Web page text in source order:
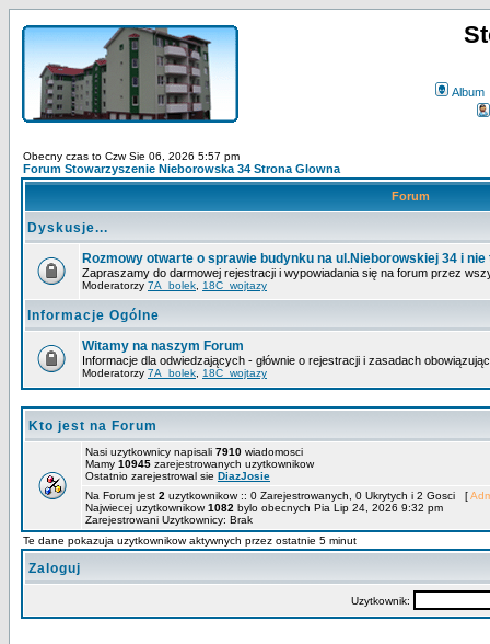
Album
Obecny czas to Czw Sie 06, 2026 5:57 pm
Forum Stowarzyszenie Nieborowska 34 Strona Glowna
Forum
Dyskusje...
Rozmowy otwarte o sprawie budynku na ul.Nieborowskiej 34 i nie
Zapraszamy do darmowej rejestracji i wypowiadania się na forum przez
Moderatorzy 7A_bolek 18C_wojtazy
Informacje Ogólne
Witamy na naszym Forum
Informacje dla odwiedzających - głównie o rejestracji i zasadach
Moderatorzy 7A_bolek 18C_wojtazy
Kto jest na Forum
Nasi uzytkownicy napisali 7910 wiadomosci
Mamy 10945 zarejestrowanych uzytkownikow
Ostatnio zarejestrowal sie DiazJosie
Na Forum jest 2 uzytkownikow :: 0 Zarejestrowanych, 0 Ukrytych i 2 Gosci [
Najwiecej uzytkownikow1082 bylo obecnych Pia Lip 24, 2026 9:32 pm
Zarejestrowani Uzytkownicy: Brak
Te dane pokazuja uzytkownikow aktywnych przez ostatnie 5 minut
Zaloguj
Uzytkownik: